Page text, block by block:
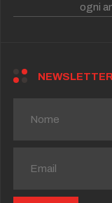
ogni
NEWSLETTER